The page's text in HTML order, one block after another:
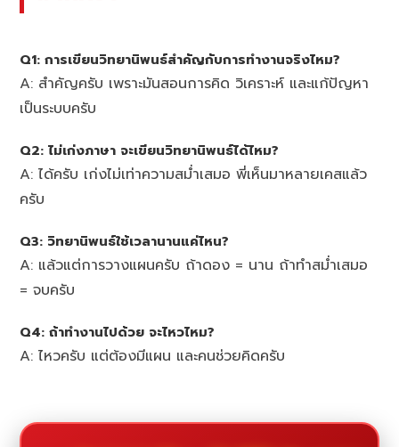
Q1: การเขียนวิทยานิพนธ์สำคัญกับการทำงานจริงไหม?
A: สำคัญครับ เพราะมันสอนการคิด วิเคราะห์ และแก้ปัญหา
เป็นระบบครับ
Q2: ไม่เก่งภาษา จะเขียนวิทยานิพนธ์ได้ไหม?
A: ได้ครับ เก่งไม่เท่าความสม่ำเสมอ พี่เห็นมาหลายเคสแล้ว
ครับ
Q3: วิทยานิพนธ์ใช้เวลานานแค่ไหน?
A: แล้วแต่การวางแผนครับ ถ้าดอง = นาน ถ้าทำสม่ำเสมอ
= จบครับ
Q4: ถ้าทำงานไปด้วย จะไหวไหม?
A: ไหวครับ แต่ต้องมีแผน และคนช่วยคิดครับ